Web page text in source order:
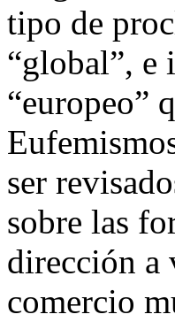
tipo de
“global”, e
“europeo”
ser
sobre las
dirección a
comercio